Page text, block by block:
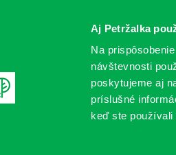
Aj Petržalka
Na
návštevnosti
poskytujeme aj
príslušné
keď ste používali
REGISTRUJTE SA ONLINE